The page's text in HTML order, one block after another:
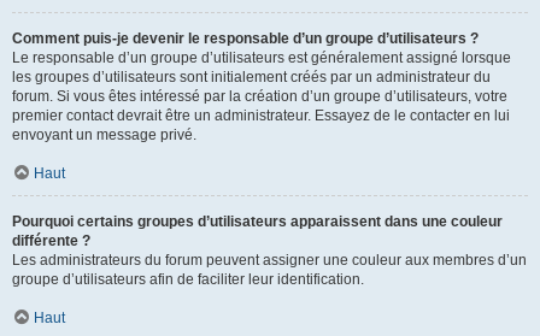
Comment puis-je devenir le responsable d’un groupe d’utilisateurs ?
Le responsable d’un groupe d’utilisateurs est généralement assigné lorsque
les groupes d’utilisateurs sont initialement créés par un administrateur du
forum. Si vous êtes intéressé par la création d’un groupe d’utilisateurs, votre
premier contact devrait être un administrateur. Essayez de le contacter en lui
envoyant un message privé.
Haut
Pourquoi certains groupes d’utilisateurs apparaissent dans une couleur
différente ?
Les administrateurs du forum peuvent assigner une couleur aux membres d’un
groupe d’utilisateurs afin de faciliter leur identification.
Haut